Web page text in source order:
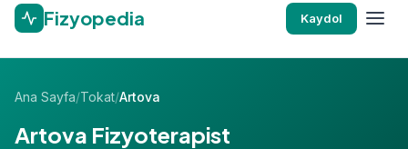
Fizyopedia Kaydol
Ana Sayfa/Tokat/Artova
Artova Fizyoterapist